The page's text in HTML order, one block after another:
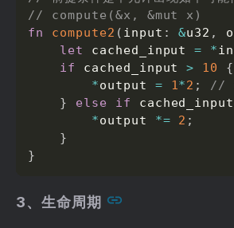
// compute(&x, &mut x)
fn
compute2 ( input : &u32 ,
let
cached_input = *
if
cached_input > 10
{
*output = 1*2 ;
// x
}
else if
*output *= 2 ;
}
}
3、生命周期